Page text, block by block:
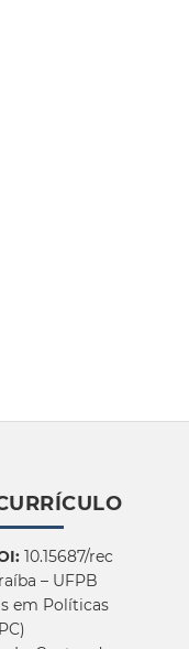
10.15687/rec
– UFPB
em Políticas